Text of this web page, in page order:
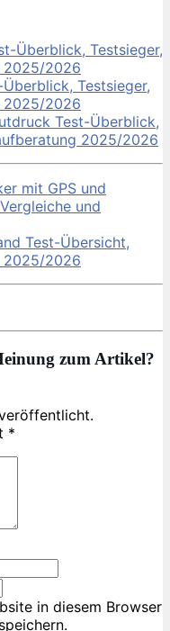
Überblick, Testsieger,
2025/2026
Testsieger,
2025/2026
Test-Überblick,
2025/2026
mit GPS und
und
Test-Übersicht,
2025/2026
zum Artikel?
*
in diesem Browser